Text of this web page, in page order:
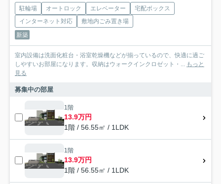
駐輪場 オートロック エレベーター
宅配ボックス
インターネット対応
敷地内ごみ置き場
新築
室内設備は洗面化粧台・浴室乾燥機などが揃っているので、快適に過ご
しやすいお部屋になります。収納はウォークインクロゼット・...
もっと
見る
募集中の部屋
1階
13.9万円
1階 / 56.55㎡ / 1LDK
1階
13.9万円
1階 / 56.55㎡ / 1LDK